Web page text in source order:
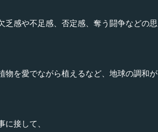
感や不足感、否定感、奪う闘争などの思
を愛でながら植えるなど、地球の調和が
接して、